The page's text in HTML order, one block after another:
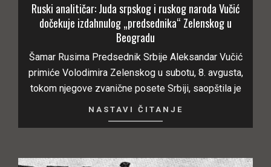
Ruski analitičar: Juda srpskog i ruskog naroda Vučić
dočekuje izdahnulog „predsednika“ Zelenskog u
Beogradu
Šamar Rusima Predsednik Srbije Aleksandar Vučić
primiće Volodimira Zelenskog u subotu, 8. avgusta,
tokom njegove zvanične posete Srbiji, saopštila je
NASTAVI ČITANJE